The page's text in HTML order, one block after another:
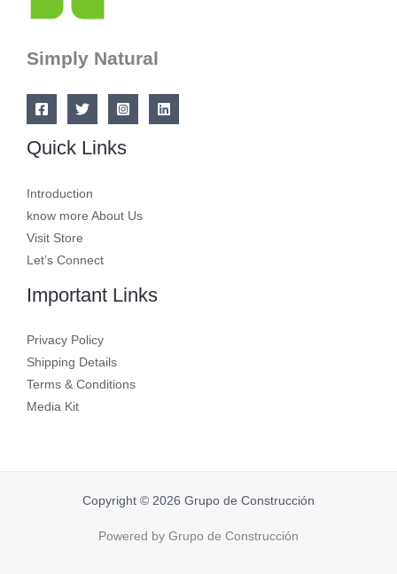
Simply Natural
Quick Links
Introduction
know more About Us
Visit Store
Let’s Connect
Important Links
Privacy Policy
Shipping Details
Terms & Conditions
Media Kit
Copyright © 2026 Grupo de Construcción
Powered by Grupo de Construcción